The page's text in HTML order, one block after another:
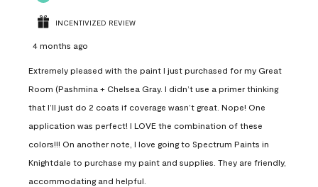
INCENTIVIZED REVIEW
4 months ago
Extremely pleased with the paint I just purchased for my Great
Room (Pashmina + Chelsea Gray. I didn’t use a primer thinking
that I’ll just do 2 coats if coverage wasn’t great. Nope! One
application was perfect! I LOVE the combination of these
colors!!! On another note, I love going to Spectrum Paints in
Knightdale to purchase my paint and supplies. They are friendly,
accommodating and helpful.